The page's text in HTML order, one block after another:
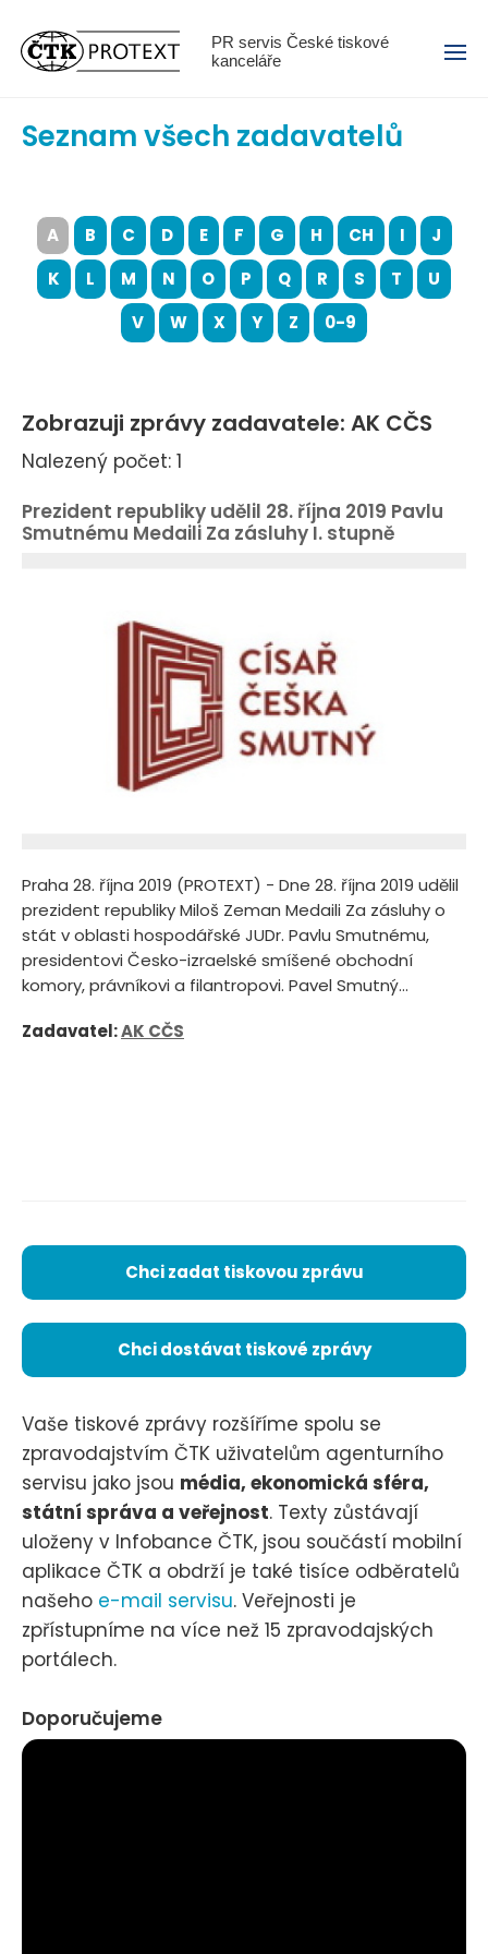
PR servis České tiskové
kanceláře
Menu
Seznam všech zadavatelů
A B C D E F G H CH I
J
K
L M N O P Q R S T
U
V
W X Y Z 0-9
Zobrazuji zprávy zadavatele: AK CČS
Nalezený počet: 1
Prezident republiky udělil 28. října 2019 Pavlu
Smutnému Medaili Za zásluhy I. stupně
Praha 28. října 2019 (PROTEXT) - Dne 28. října 2019 udělil
prezident republiky Miloš Zeman Medaili Za zásluhy o
stát v oblasti hospodářské JUDr. Pavlu Smutnému,
presidentovi Česko-izraelské smíšené obchodní
komory, právníkovi a filantropovi. Pavel Smutný...
Zadavatel:AK CČS
Chci zadat tiskovou zprávu
Chci dostávat tiskové zprávy
Vaše tiskové zprávy rozšíříme spolu se
zpravodajstvím ČTK uživatelům agenturního
servisu jako jsou média, ekonomická sféra,
státní správa a veřejnost. Texty zůstávají
uloženy v Infobance ČTK, jsou součástí mobilní
aplikace ČTK a obdrží je také tisíce odběratelů
našeho e-mail servisu. Veřejnosti je
zpřístupníme na více než 15 zpravodajských
portálech.
Doporučujeme